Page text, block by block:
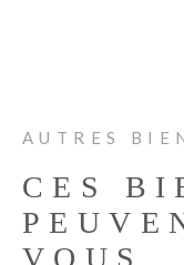
AUTRES
CES
VOUS